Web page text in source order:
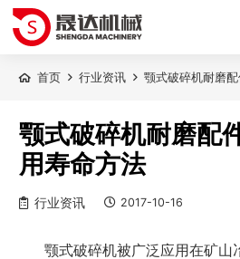
首页 行业资讯 颚式破碎机耐磨
颚式破碎机耐磨配
用寿命方法
行业资讯 2017-10-16
颚式破碎机被广泛应用在矿山